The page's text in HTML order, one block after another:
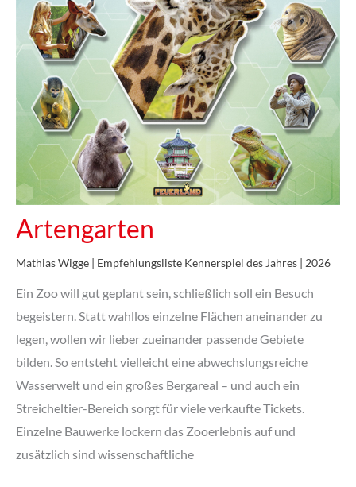
Artengarten
Mathias Wigge | Empfehlungsliste Kennerspiel des Jahres | 2026
Ein Zoo will gut geplant sein, schließlich soll ein Besuch
begeistern. Statt wahllos einzelne Flächen aneinander zu
legen, wollen wir lieber zueinander passende Gebiete
bilden. So entsteht vielleicht eine abwechslungsreiche
Wasserwelt und ein großes Bergareal – und auch ein
Streicheltier-Bereich sorgt für viele verkaufte Tickets.
Einzelne Bauwerke lockern das Zooerlebnis auf und
zusätzlich sind wissenschaftliche